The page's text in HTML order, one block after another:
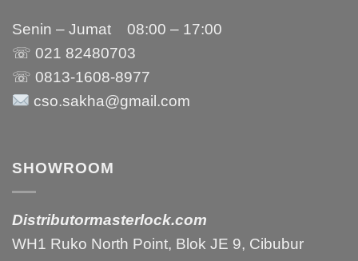
Senin – Jumat 08:00 – 17:00
☏ 021 82480703
☏ 0813-1608-8977
cso.sakha@gmail.com
SHOWROOM
Distributormasterlock.com
WH1 Ruko North Point, Blok JE 9, Cibubur